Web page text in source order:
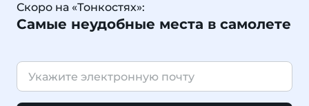
Скоро на «Тонкостях»:
Самые неудобные места в самолете